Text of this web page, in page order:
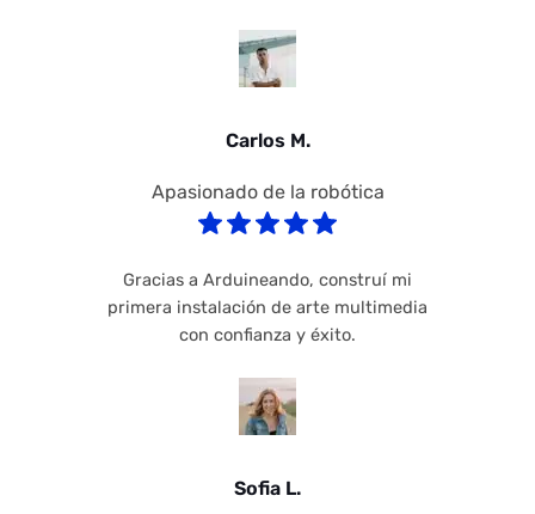
Carlos M.
Apasionado de la robótica
Gracias a Arduineando, construí mi
primera instalación de arte multimedia
con confianza y éxito.
Sofia L.